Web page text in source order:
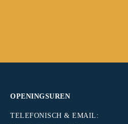
OPENINGSUREN
TELEFONISCH & EMAIL: